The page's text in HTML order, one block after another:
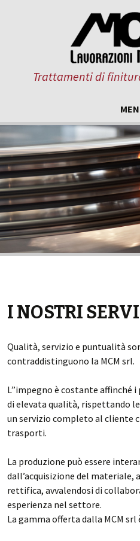
Trattamenti di
I NOSTRI
Qualità, servizio e puntualità
contraddistinguono la MCM srl.
L”impegno è costante
di elevata qualità, rispettando
un servizio completo al cliente
trasporti.
La produzione può essere
dall’acquisizione del
rettifica, avvalendosi di
esperienza nel settore.
La gamma offerta dalla MCM srl